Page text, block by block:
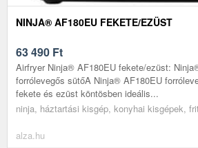
NINJA® AF180EU FEKETE/EZÜST
63 490 Ft
Airfryer Ninja® AF180EU fekete/ezüst:
forrólevegős sütőA Ninja® AF180EU
fekete és ezüst köntösben ideális...
ninja, háztartási kisgép, konyhai kisgépek,
alza.hu